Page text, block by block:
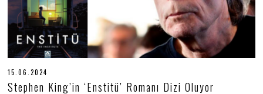
15.06.2024
5
.
Stephen King’in ‘Enstitü’ Romanı Dizi Oluyor